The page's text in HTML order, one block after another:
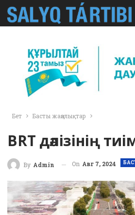
Бет Басты жаңалықтар
BRT дәлізінің
By Admin On Авг 7, 2024